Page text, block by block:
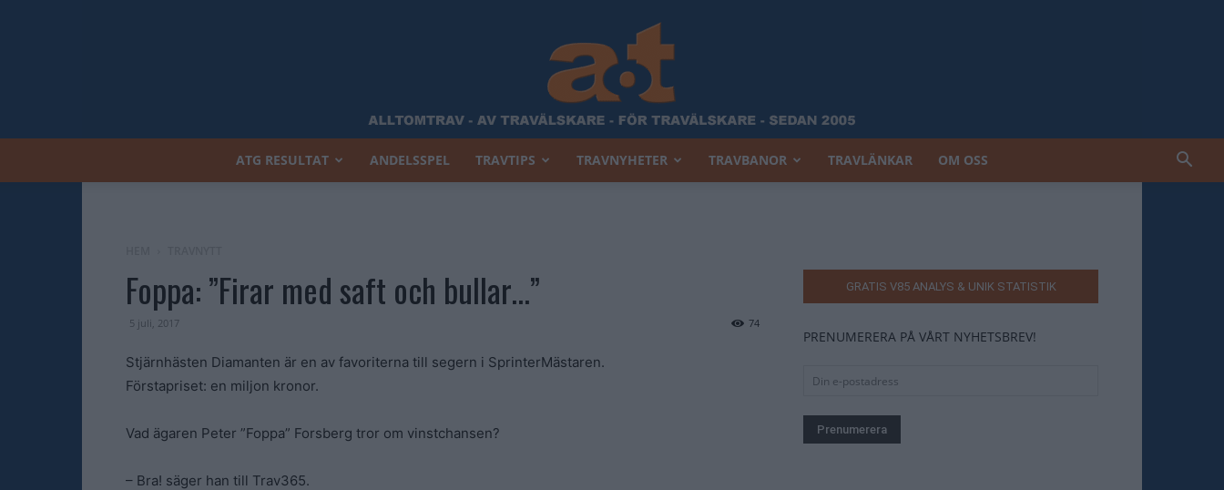
ATG RESULTAT ANDELSSPEL TRAVTIPS TRAVNYHETER TRAVBANOR TRAVLÄNKAR OM OSS
Foppa: ”Firar med saft och bullar…”
5 juli, 2017 74
Stjärnhästen Diamanten är en av favoriterna till segern i SprinterMästaren.
Förstapriset: en miljon kronor.
Vad ägaren Peter ”Foppa” Forsberg tror om vinstchansen?
– Bra! säger han till Trav365.
GRATIS V85 ANALYS & UNIK STATISTIK
PRENUMERERA PÅ VÅRT NYHETSBREV!